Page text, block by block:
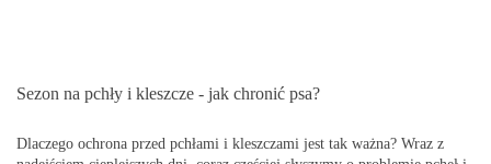
Sezon na pchły i kleszcze - jak chronić psa?
Dlaczego ochrona przed pchłami i kleszczami jest tak ważna? Wraz z